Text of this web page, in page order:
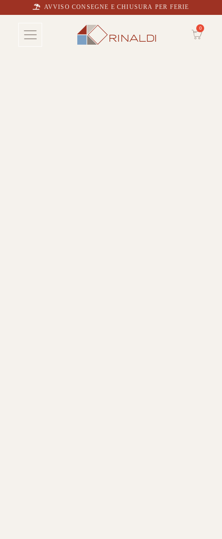
AVVISO CONSEGNE E CHIUSURA PER FERIE